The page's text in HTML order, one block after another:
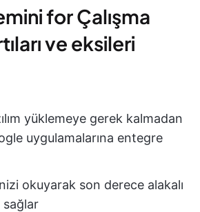
for Çalışma
ve eksileri
yüklemeye gerek kalmadan
uygulamalarına entegre
okuyarak son derece alakalı
sağlar